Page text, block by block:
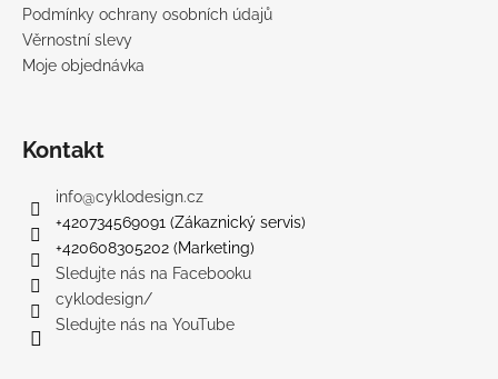
Podmínky ochrany osobních údajů
Věrnostní slevy
Moje objednávka
Kontakt
info@cyklodesign.cz
+420734569091 (Zákaznický servis)
+420608305202 (Marketing)
Sledujte nás na Facebooku
cyklodesign/
Sledujte nás na YouTube